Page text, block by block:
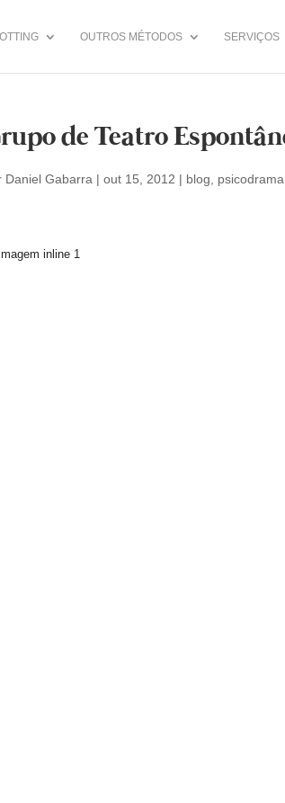
OUTROS MÉTODOS SERVIÇOS
de Teatro
Daniel Gabarra |out 15, 2012 | blog psicodrama